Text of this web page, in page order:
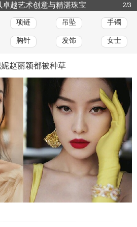
越艺术创意与精湛珠宝
艺术和古董博览会 (TEF
2/3
项链 吊坠 手镯
胸针 发饰 女士
赵丽颖都被种草